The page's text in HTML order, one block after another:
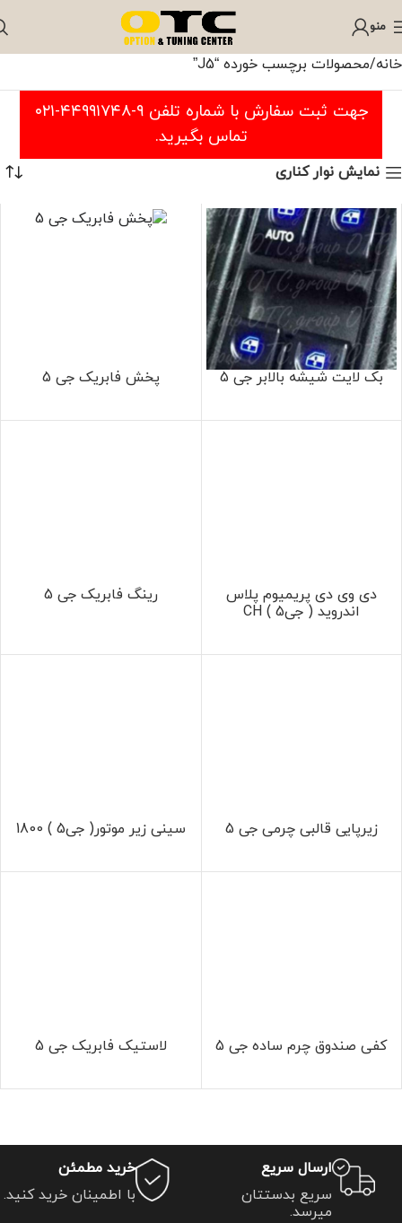
منو
خانه محصولات برچسب خورده “J5”
جهت ثبت سفارش با شماره تلفن ۹-۴۴۹۹۱۷۴۸-۰۲۱
تماس بگیرید.
نمایش نوار کناری
بک لایت شیشه بالابر جی 5 پخش فابریک جی 5
دی وی دی پریمیوم پلاس
اندروید ( جی5 ) CH
رینگ فابریک جی 5
زیرپایی قالبی چرمی جی 5 سینی زیر موتور( جی5 ) 1800
کفی صندوق چرم ساده جی 5 لاستیک فابریک جی 5
ارسال سریع
سریع بدستتان
میرسد.
خرید مطمئن
با اطمینان خرید کنید.